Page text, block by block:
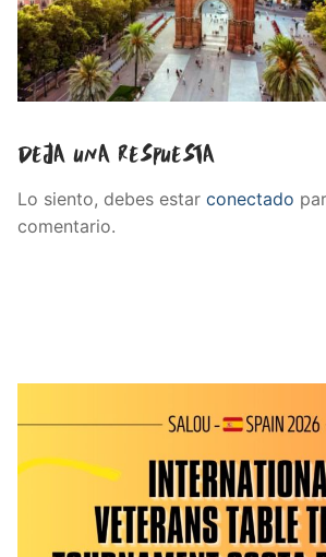
Deja una respuesta
Lo siento, debes estar conectado
comentario.